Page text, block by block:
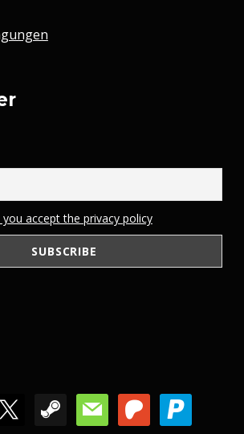
accept the privacy policy
mail patreonpaypal